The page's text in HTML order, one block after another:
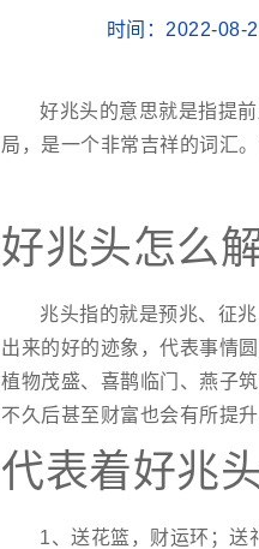
时间：2022-08-
好兆头的意思就是指提
局，是一个非常吉祥的词汇
好兆头怎么
兆头指的就是预兆、征
出来的好的迹象，代表事情
植物茂盛、喜鹊临门、燕子
不久后甚至财富也会有所提升
代表着好兆
1、送花篮，财运环；送